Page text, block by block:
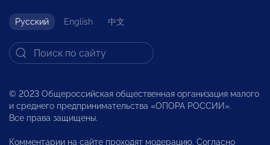
Русский English 中文
© 2023 Общероссийская общественная организация малого
и среднего предпринимательства «ОПОРА РОССИИ».
Все права защищены.
Комментарии на сайте проходят модерацию. Согласно